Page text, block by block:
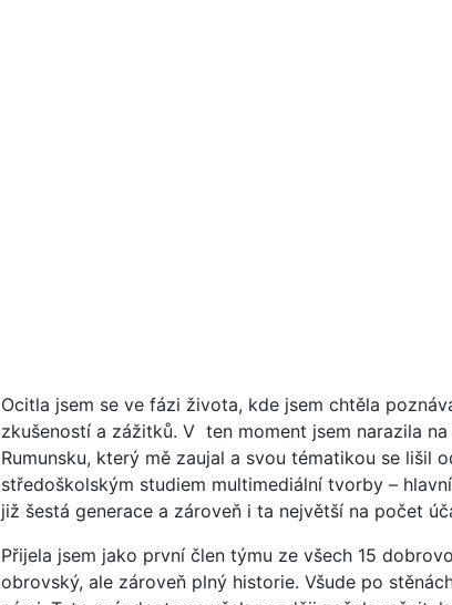
Ocitla jsem se ve fázi života, kde jsem chtěla
zkušeností a zážitků. V ten moment jsem narazila
Rumunsku, který mě zaujal a svou tématikou se lišil
středoškolským studiem multimediální tvorby –
již šestá generace a zároveň i ta největší na počet
Přijela jsem jako první člen týmu ze všech 15
obrovský, ale zároveň plný historie. Všude po